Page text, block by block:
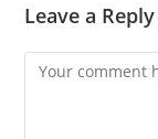
Leave a Reply